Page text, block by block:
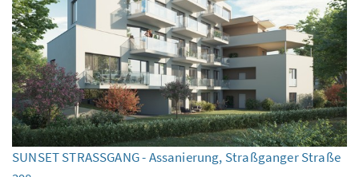
SUNSET STRASSGANG - Assanierung, Straßganger Straße